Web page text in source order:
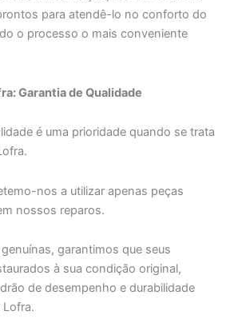
para atendê-lo no conforto do
o processo o mais conveniente
Garantia de Qualidade
é uma prioridade quando se trata
nos a utilizar apenas peças
nossos reparos.
garantimos que seus
à sua condição original,
de desempenho e durabilidade
Lofra.